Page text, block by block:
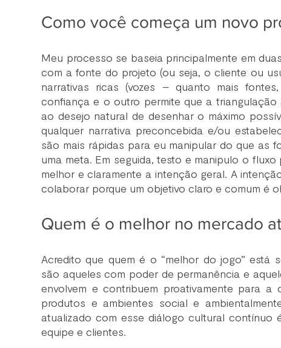
Como você começa um novo
Meu processo se baseia principalmente em
com a fonte do projeto (ou seja, o cliente ou
narrativas ricas (vozes – quanto mais
confiança e o outro permite que a triangulação
ao desejo natural de desenhar o máximo
qualquer narrativa preconcebida e/ou
são mais rápidas para eu manipular do que as
uma meta. Em seguida, testo e manipulo o
melhor e claramente a intenção geral. A
colaborar porque um objetivo claro e comum é
Quem é o melhor no mercado
Acredito que quem é o “melhor do jogo” está
são aqueles com poder de permanência e
envolvem e contribuem proativamente para
produtos e ambientes social e
atualizado com esse diálogo cultural contínuo
equipe e clientes.